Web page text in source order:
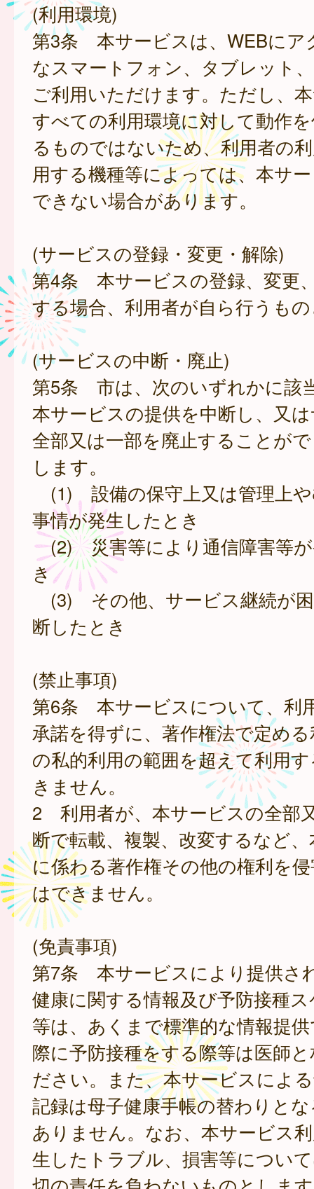
(利用環境)
第3条 本サービスは、WEBにア
なスマートフォン、タブレット
ご利用いただけます。ただし、
すべての利用環境に対して動作
るものではないため、利用者の
用する機種等によっては、本サ
できない場合があります。
(サービスの登録・変更・解除)
第4条 本サービスの登録、変更
する場合、利用者が自ら行うも
(サービスの中断・廃止)
第5条 市は、次のいずれかに該
本サービスの提供を中断し、又
全部又は一部を廃止することが
します。
(1) 設備の保守上又は管理上
事情が発生したとき
(2) 災害等により通信障害等が
き
(3) その他、サービス継続が
断したとき
(禁止事項)
第6条 本サービスについて、利
承諾を得ずに、著作権法で定め
の私的利用の範囲を超えて利用
きません。
2 利用者が、本サービスの全部
断で転載、複製、改変するなど
に係わる著作権その他の権利を
はできません。
(免責事項)
第7条 本サービスにより提供さ
健康に関する情報及び予防接種
等は、あくまで標準的な情報提
際に予防接種をする際等は医師
ださい。また、本サービスによ
記録は母子健康手帳の替わりと
ありません。なお、本サービス
生したトラブル、損害等につい